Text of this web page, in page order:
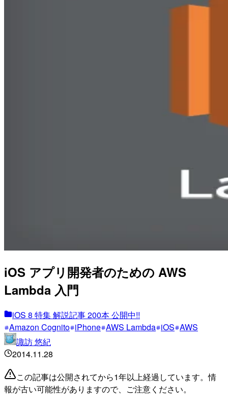
iOS アプリ開発者のための AWS
Lambda 入門
iOS 8 特集 解説記事 200本 公開中!!
Amazon Cognito iPhone AWS Lambda iOS AWS
諏訪 悠紀
2014.11.28
この記事は公開されてから1年以上経過しています。情
報が古い可能性がありますので、ご注意ください。